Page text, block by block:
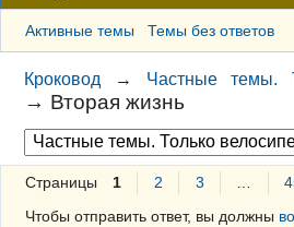
Активные темы Темы без ответов
Кроковод → Частные темы.
→ Вторая жизнь
Страницы 1 2 3
Чтобы отправить ответ, вы должны